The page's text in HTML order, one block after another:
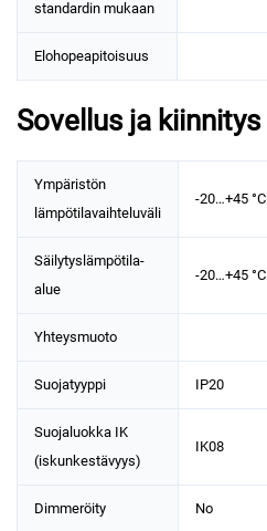
standardin mukaan
Elohopeapitoisuus
Sovellus ja kiinnitys
Ympäristön
lämpötilavaihteluväli
-20…+45 °C
Säilytyslämpötila-
alue
-20…+45 °C
Yhteysmuoto
Suojatyyppi IP20
Suojaluokka IK
(iskunkestävyys)
IK08
Dimmeröity No